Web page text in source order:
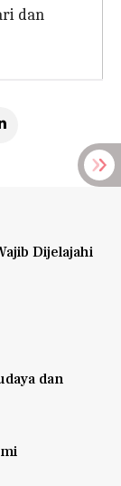
dan
Dijelajahi
dan